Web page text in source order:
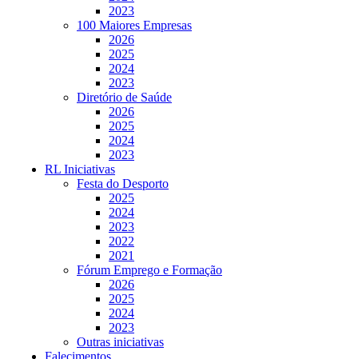
2023
100 Maiores Empresas
2026
2025
2024
2023
Diretório de Saúde
2026
2025
2024
2023
RL Iniciativas
Festa do Desporto
2025
2024
2023
2022
2021
Fórum Emprego e Formação
2026
2025
2024
2023
Outras iniciativas
Falecimentos